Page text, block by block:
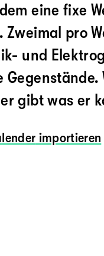
eine fixe
pro
und
gibt was er
importieren